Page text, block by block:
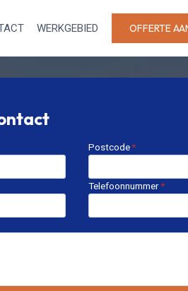
WERKGEBIED OFFERTE
Postcode*
Telefoonnummer*